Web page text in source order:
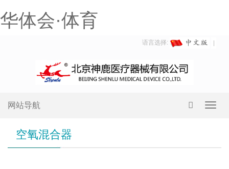
华体会·体育
语言选择:
网站导航
空氧混合器